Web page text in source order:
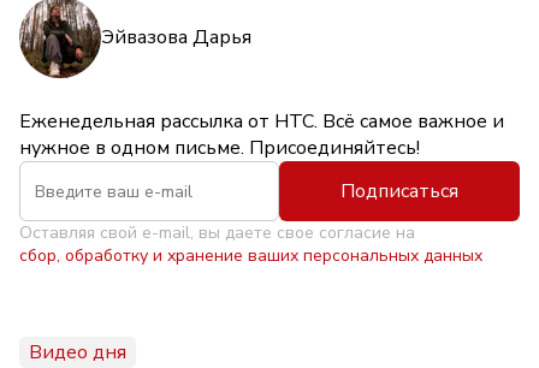
Эйвазова Дарья
Еженедельная рассылка от НТС. Всё самое важное и
нужное в одном письме. Присоединяйтесь!
Подписаться
Оставляя свой e-mail, вы даете свое согласие на
сбор, обработку и хранение ваших персональных данных
Видео дня